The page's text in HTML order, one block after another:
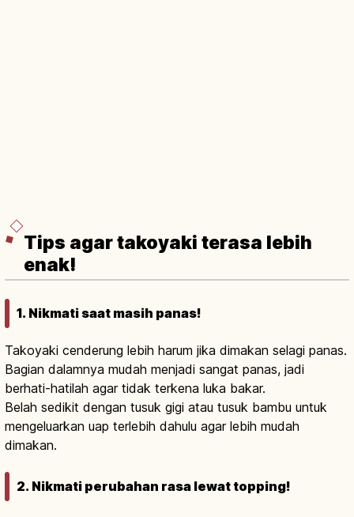
Tips agar takoyaki terasa lebih
enak!
1. Nikmati saat masih panas!
Takoyaki cenderung lebih harum jika dimakan selagi panas.
Bagian dalamnya mudah menjadi sangat panas, jadi
berhati-hatilah agar tidak terkena luka bakar.
Belah sedikit dengan tusuk gigi atau tusuk bambu untuk
mengeluarkan uap terlebih dahulu agar lebih mudah
dimakan.
2. Nikmati perubahan rasa lewat topping!